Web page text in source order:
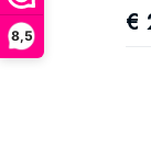
8,5 €